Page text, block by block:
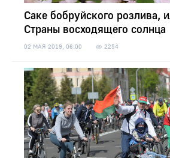
Саке бобруйского розлива,
Страны восходящего солнца
02 МАЯ 2019, 06:00 2254